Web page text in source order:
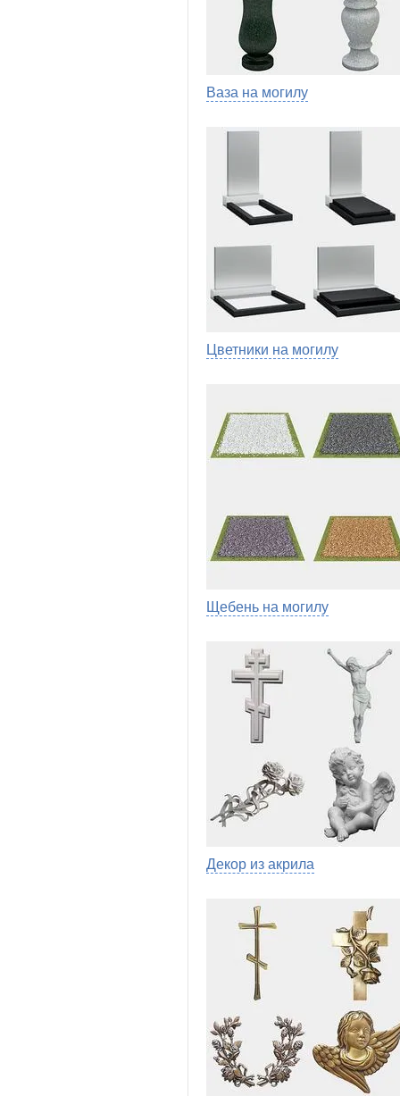
Ваза на могилу
Цветники на могилу
Щебень на могилу
Декор из акрила